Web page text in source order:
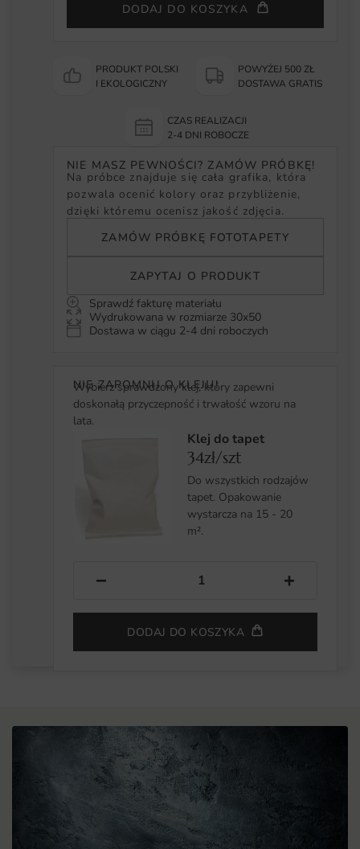
DODAJ DO KOSZYKA
PRODUKT POLSKI
I EKOLOGICZNY
POWYŻEJ 500 ZŁ
DOSTAWA GRATIS
CZAS REALIZACJI
2-4 DNI ROBOCZE
NIE MASZ PEWNOŚCI? ZAMÓW PRÓBKĘ!
Na próbce znajduje się cała grafika, która
pozwala ocenić kolory oraz przybliżenie,
dzięki któremu ocenisz jakość zdjęcia.
ZAMÓW PRÓBKĘ FOTOTAPETY
ZAPYTAJ O PRODUKT
Sprawdź fakturę materiału
Wydrukowana w rozmiarze 30x50
Dostawa w ciągu 2-4 dni roboczych
NIE ZAPOMNIJ O KLEJU!
Wybierz sprawdzony klej, który zapewni
doskonałą przyczepność i trwałość wzoru na
lata.
Klej do tapet
34zł/szt
Do wszystkich rodzajów
tapet. Opakowanie
wystarcza na 15 - 20
m².
− +
DODAJ DO KOSZYKA